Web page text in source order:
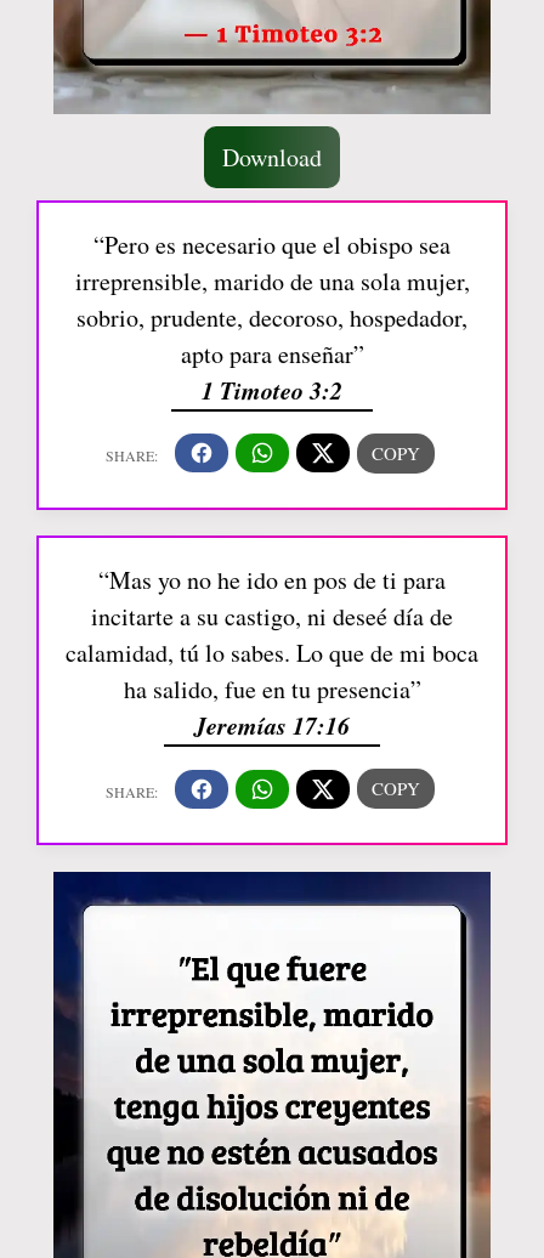
Download
“Pero es necesario que el obispo sea
irreprensible, marido de una sola mujer,
sobrio, prudente, decoroso, hospedador,
apto para enseñar”
1 Timoteo 3:2
“Mas yo no he ido en pos de ti para
incitarte a su castigo, ni deseé día de
calamidad, tú lo sabes. Lo que de mi boca
ha salido, fue en tu presencia”
Jeremías 17:16